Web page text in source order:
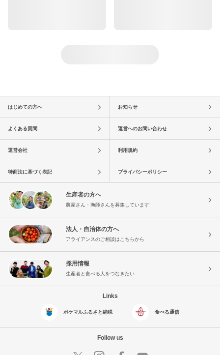
はじめての方へ お知らせ
よくある質問 運営へのお問い合わせ
運営会社 利用規約
特商法に基づく表記 プライバシーポリシー
生産者の方へ
農家さん・漁師さんを募集しています!
法人・自治体の方へ
アライアンスのご相談はこちらから
採用情報
生産者と食べる人をつなぎたい
Links
ポケマルふるさと納税 食べる通信
Follow us